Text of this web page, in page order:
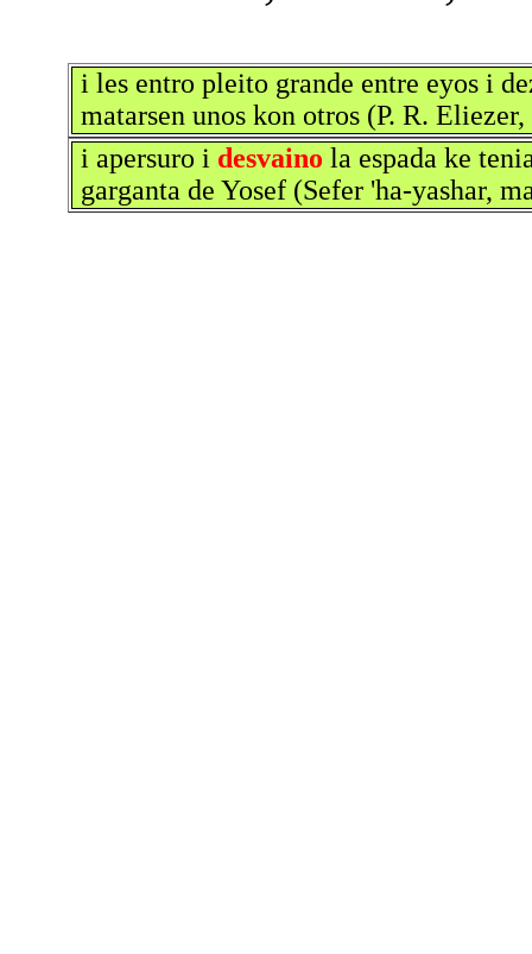
i les entro pleito grande entre eyos i
matarsen unos kon otros (P. R.
i apersuro i desvaino la espada ke
garganta de Yosef (Sefer 'ha-yashar,